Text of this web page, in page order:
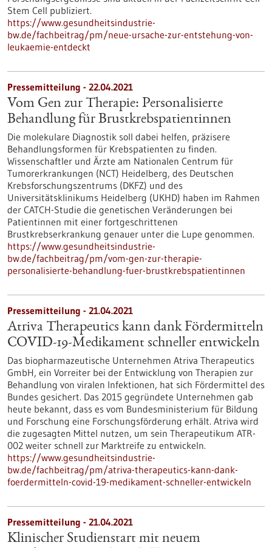
Stem Cell publiziert.
https://www.gesundheitsindustrie-
bw.de/fachbeitrag/pm/neue-ursache-zur-entstehung-von-
leukaemie-entdeckt
Pressemitteilung - 22.04.2021
Vom Gen zur Therapie: Personalisierte
Behandlung für Brustkrebspatientinnen
Die molekulare Diagnostik soll dabei helfen, präzisere
Behandlungsformen für Krebspatienten zu finden.
Wissenschaftler und Ärzte am Nationalen Centrum für
Tumorerkrankungen (NCT) Heidelberg, des Deutschen
Krebsforschungszentrums (DKFZ) und des
Universitätsklinikums Heidelberg (UKHD) haben im Rahmen
der CATCH-Studie die genetischen Veränderungen bei
Patientinnen mit einer fortgeschrittenen
Brustkrebserkrankung genauer unter die Lupe genommen.
https://www.gesundheitsindustrie-
bw.de/fachbeitrag/pm/vom-gen-zur-therapie-
personalisierte-behandlung-fuer-brustkrebspatientinnen
Pressemitteilung - 21.04.2021
Atriva Therapeutics kann dank Fördermitteln
COVID-19-Medikament schneller entwickeln
Das biopharmazeutische Unternehmen Atriva Therapeutics
GmbH, ein Vorreiter bei der Entwicklung von Therapien zur
Behandlung von viralen Infektionen, hat sich Fördermittel des
Bundes gesichert. Das 2015 gegründete Unternehmen gab
heute bekannt, dass es vom Bundesministerium für Bildung
und Forschung eine Forschungsförderung erhält. Atriva wird
die zugesagten Mittel nutzen, um sein Therapeutikum ATR-
002 weiter schnell zur Marktreife zu entwickeln.
https://www.gesundheitsindustrie-
bw.de/fachbeitrag/pm/atriva-therapeutics-kann-dank-
foerdermitteln-covid-19-medikament-schneller-entwickeln
Pressemitteilung - 21.04.2021
Klinischer Studienstart mit neuem